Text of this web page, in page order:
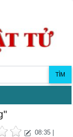
TÌM
08:35 |